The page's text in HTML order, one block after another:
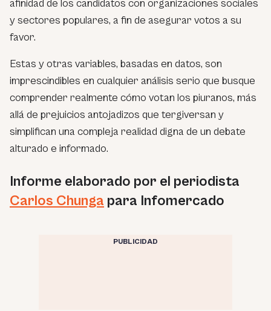
afinidad de los candidatos con organizaciones sociales
y sectores populares, a fin de asegurar votos a su
favor.
Estas y otras variables, basadas en datos, son
imprescindibles en cualquier análisis serio que busque
comprender realmente cómo votan los piuranos, más
allá de prejuicios antojadizos que tergiversan y
simplifican una compleja realidad digna de un debate
alturado e informado.
Informe elaborado por el periodista
Carlos Chunga para Infomercado
PUBLICIDAD